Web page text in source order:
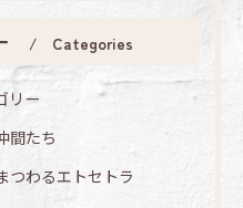
Categories
リー
間たち
つわるエトセトラ